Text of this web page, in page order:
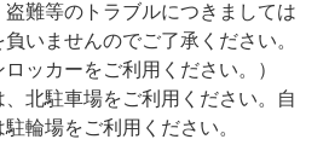
難等のトラブルにつきましては
いませんのでご了承ください。
ロッカーをご利用ください。）
北駐車場をご利用ください。自
輪場をご利用ください。